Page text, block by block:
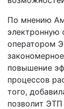
По мнению
оператором
повышение
процессов
того,
позволит